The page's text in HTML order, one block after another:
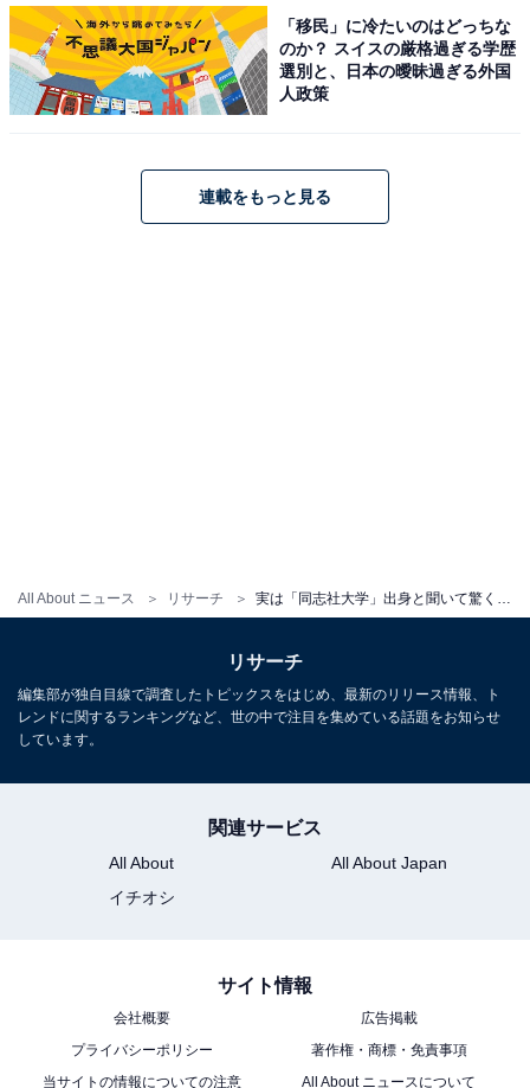
All About ニュース リサーチ
1位に輝いたのは、アイドルグループ「エラバレシ」な
どのメンバーとして活動していた、タレントのもえのあ
れるもえのさんは、同志社大学経済学部を卒業された経
歴を持っています。過去には『元祖！大食い王決定戦』
いた」（30代女性／福岡県）
「バラエティ番組での大食いアイドルのイメージが
強いから」（40代女性／埼玉県）
「移民」に冷たいのはどっちな
のか？ スイスの厳格過ぎる学歴
選別と、日本の曖昧過ぎる外国
人政策
連載をもっと見る
リサーチ
編集部が独自目線で調査したトピックスをはじめ、最新のリリース情報、ト
レンドに関するランキングなど、世の中で注目を集めている話題をお知らせ
しています。
関連サービス
All About
All About Japan
イチオシ
サイト情報
会社概要
広告掲載
プライバシーポリシー
著作権・商標・免責事項
当サイトの情報についての注意
All About ニュースについて